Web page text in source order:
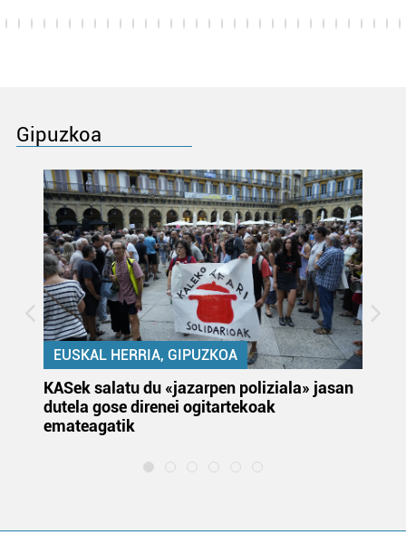
Gipuzkoa
EUSKAL HERRIA, GIPUZKOA
KASek salatu du «jazarpen poliziala» jasan
dutela gose direnei ogitartekoak
emateagatik